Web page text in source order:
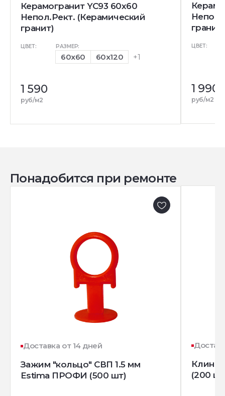
Керамогранит YC93 60x60
Непол.Рект. (Керамический
гранит)
ЦВЕТ: РАЗМЕР:
60x60 60x120 +1
1 590
руб/м2
гранит)
ЦВЕТ:
1 990
руб/м2
Понадобится при ремонте
Доставка от 14 дней
Зажим "кольцо" СВП 1.5 мм
Estima ПРОФИ (500 шт)
Клин
(200